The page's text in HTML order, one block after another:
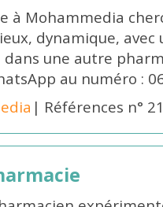
à Mohammedia
dynamique,
une autre
au numéro :
| Références n°